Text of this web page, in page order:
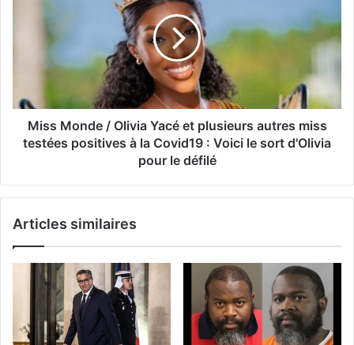
Miss Monde / Olivia Yacé et plusieurs autres miss
testées positives à la Covid19 : Voici le sort d'Olivia
pour le défilé
Articles similaires